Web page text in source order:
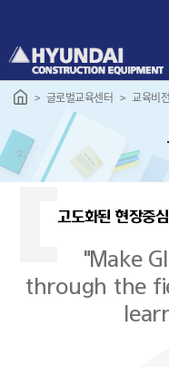
로
가
글로벌교육센터 교육비전
고도화된 현장중
"Make
through the